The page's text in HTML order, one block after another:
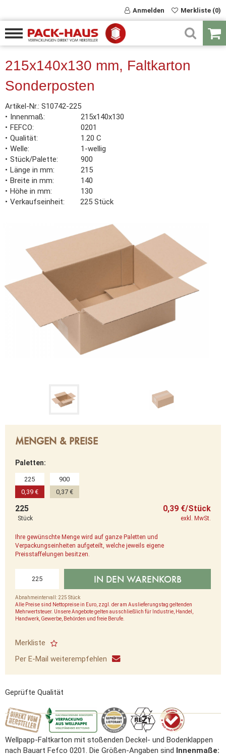
Anmelden Merkliste (0)
215x140x130 mm, Faltkarton
Sonderposten
Artikel-Nr.: S10742-225
Innenmaß
215x140x130
FEFCO
0201
Qualität
1.20 C
Welle
1-wellig
Stück/Palette
900
Länge in mm
215
Breite in mm
140
Höhe in mm
130
Verkaufseinheit
225 Stück
MENGEN & PREISE
Paletten:
225
0,39 €
900
0,37 €
225
Stück
0,39 €/Stück
exkl. MwSt.
Ihre gewünschte Menge wird auf ganze Paletten und
Verpackungseinheiten aufgeteilt, welche jeweils eigene
Preisstaffelungen besitzen.
Abnahmeintervall: 225 Stück
Alle Preise sind Nettopreise in Euro, zzgl. der am Auslieferungstag geltenden
Mehrwertsteuer. Unsere Angebote gelten ausschließlich für Industrie, Handel,
Handwerk, Gewerbe, Behörden und freie Berufe.
IN DEN WARENKORB
Merkliste
Per E-Mail weiterempfehlen
Geprüfte Qualität
Wellpapp-Faltkarton mit stoßenden Deckel- und Bodenklappen
nach Bauart Fefco 0201. Die Größen-Angaben sind Innenmaße: